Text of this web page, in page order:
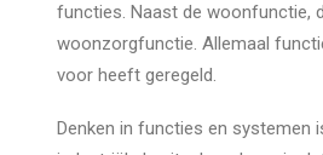
functies. Naast de woonfunctie,
woonzorgfunctie. Allemaal
voor heeft geregeld.
Denken in functies en systemen